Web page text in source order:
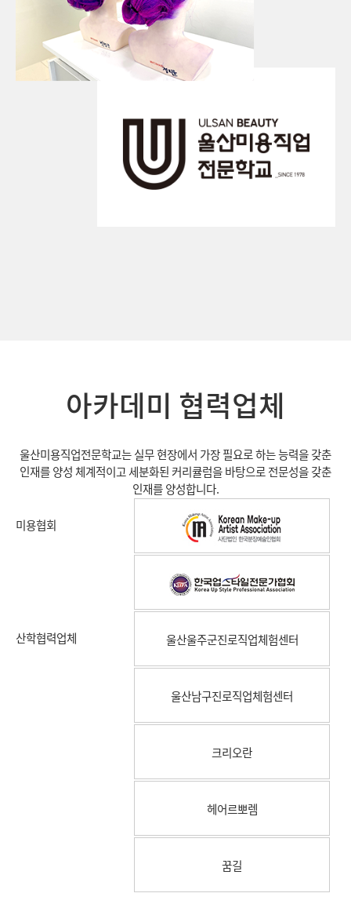
아카데미 협력업체
울산미용직업전문학교는 실무 현장에서 가장 필요로 하는 능력을 갖춘
인재를 양성 체계적이고 세분화된 커리큘럼을 바탕으로 전문성을 갖춘
인재를 양성합니다.
미용협회
산학협력업체 울산울주군진로직업체험센터
울산남구진로직업체험센터
크리오란
헤어르뽀렘
꿈길